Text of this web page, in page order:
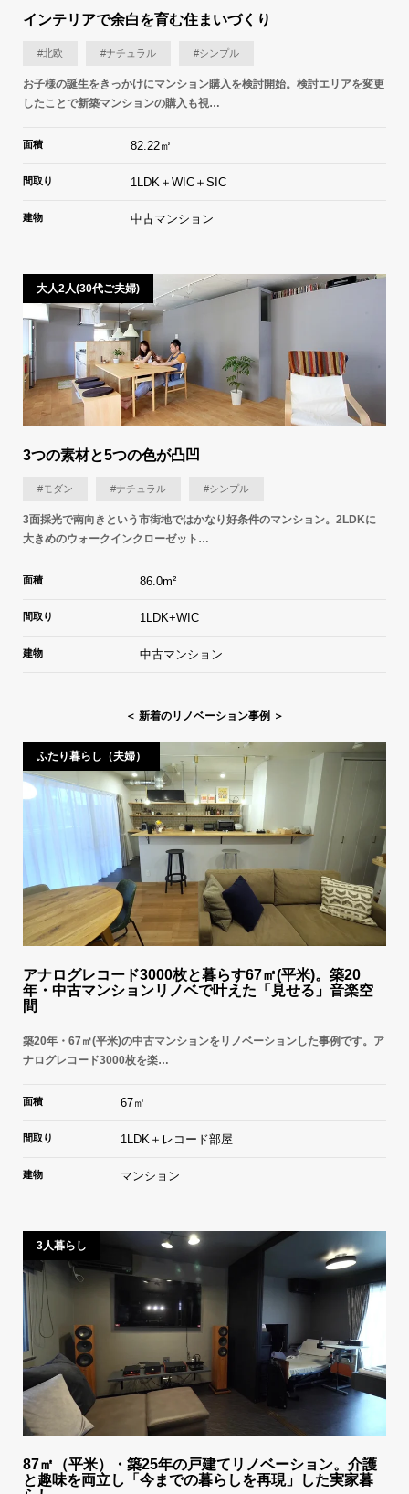
インテリアで余白を育む住まいづくり
#北欧 #ナチュラル #シンプル
お子様の誕生をきっかけにマンション購入を検討開始。検討エリアを変更
したことで新築マンションの購入も視…
面積 82.22㎡
間取り 1LDK＋WIC＋SIC
建物 中古マンション
大人2人(30代ご夫婦)
3つの素材と5つの色が凸凹
#モダン #ナチュラル #シンプル
3面採光で南向きという市街地ではかなり好条件のマンション。2LDKに
大きめのウォークインクローゼット…
面積 86.0m²
間取り 1LDK+WIC
建物 中古マンション
＜ 新着のリノベーション事例 ＞
ふたり暮らし（夫婦）
アナログレコード3000枚と暮らす67㎡(平米)。築20
年・中古マンションリノベで叶えた「見せる」音楽空
間
築20年・67㎡(平米)の中古マンションをリノベーションした事例です。ア
ナログレコード3000枚を楽…
面積 67㎡
間取り 1LDK＋レコード部屋
建物 マンション
3人暮らし
87㎡（平米）・築25年の戸建てリノベーション。介護
と趣味を両立し「今までの暮らしを再現」した実家暮